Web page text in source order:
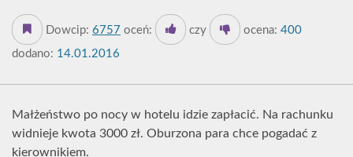
Dowcip: 6757 oceń: czy ocena: 400
dodano: 14.01.2016
Małżeństwo po nocy w hotelu idzie zapłacić. Na rachunku
widnieje kwota 3000 zł. Oburzona para chce pogadać z
kierownikiem.